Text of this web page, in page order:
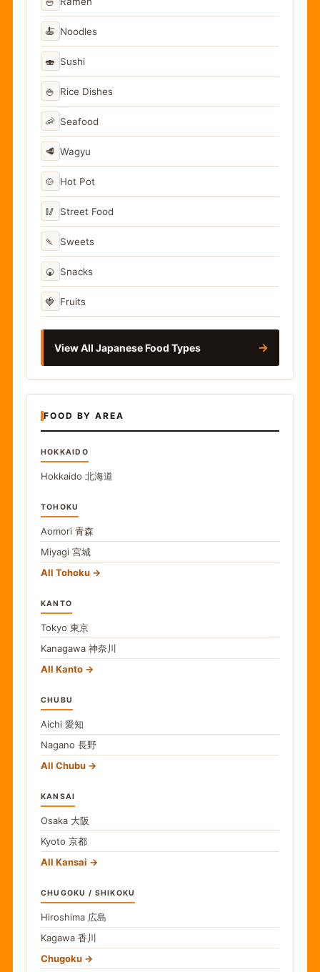
🍝 Noodles
🍣 Sushi
🍚 Rice Dishes
🦐 Seafood
🥩 Wagyu
🍲 Hot Pot
🥢 Street Food
🍡 Sweets
🍘 Snacks
🍓 Fruits
View All Japanese Food Types →
FOOD BY AREA
HOKKAIDO
Hokkaido 北海道
TOHOKU
Aomori 青森
Miyagi 宮城
All Tohoku
KANTO
Tokyo 東京
Kanagawa 神奈川
All Kanto
CHUBU
Aichi 愛知
Nagano 長野
All Chubu
KANSAI
Osaka 大阪
Kyoto 京都
All Kansai
CHUGOKU / SHIKOKU
Hiroshima 広島
Kagawa 香川
Chugoku